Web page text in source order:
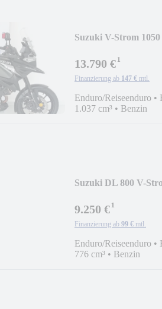
Suzuki V-Strom
13.790 €¹
Finanzierung ab 147 € mtl.
Enduro/Reiseenduro •
1.037 cm³ • Benzin
Suzuki DL 800 V-
9.250 €¹
Finanzierung ab 99 € mtl.
Enduro/Reiseenduro •
776 cm³ • Benzin